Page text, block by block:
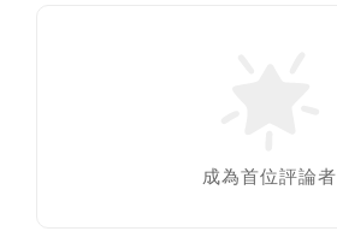
成為首位評論者